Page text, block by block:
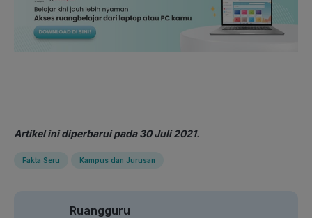
Artikel ini diperbarui pada 30 Juli 2021.
Fakta Seru Kampus dan Jurusan
Ruangguru